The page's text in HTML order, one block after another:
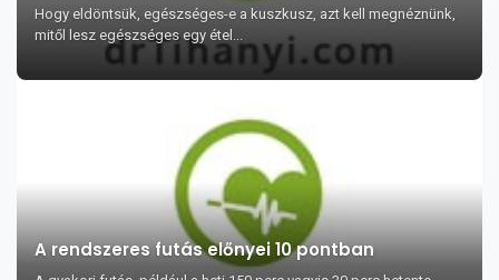
Hogy eldöntsük, egészséges-e a kuszkusz, azt kell megnéznünk,
mitől lesz egészséges egy étel...
A rendszeres futás előnyei 10 pontban